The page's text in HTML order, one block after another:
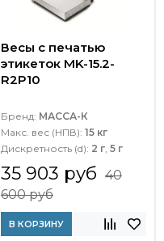
Весы с печатью
этикеток MK-15.2-
R2P10
Бренд: МАССА-К
Макс. вес (НПВ): 15 кг
Дискретность (d): 2 г, 5 г
35 903 руб 40
600 руб
В КОРЗИНУ